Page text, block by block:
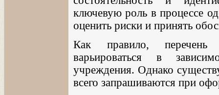
ключевую роль в процессе
оценить риски и принять
Как правило, перечень
варьироваться в
учреждения. Однако
всего запрашиваются при